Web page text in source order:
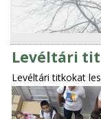
Levéltári
Levéltári titkokat